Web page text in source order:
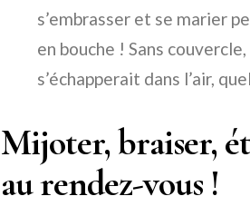
s’embrasser et se marier
en bouche ! Sans
s’échapperait dans l’air,
Mijoter, braiser,
au rendez-vous !